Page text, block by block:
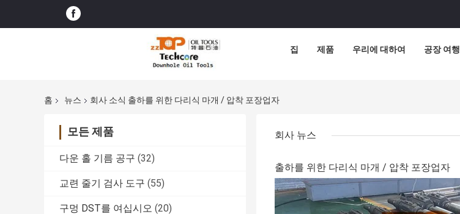
집 제품 우리에 대하여 공장 여행
홈 뉴스 회사 소식 출하를 위한 다리식 마개 / 압착 포장업자
모든 제품
다운 홀 기름 공구 (32)
교련 줄기 검사 도구 (55)
구멍 DST를 여십시오 (20)
회사 뉴스
출하를 위한 다리식 마개 / 압착 포장업자